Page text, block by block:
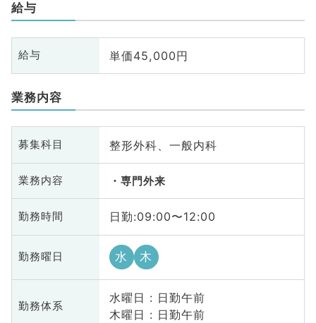
給与
給与 単価45,000円
業務内容
募集科目 整形外科、一般内科
業務内容 専門外来
勤務時間 日勤:09:00〜12:00
勤務曜日 水 木
勤務体系
水曜日 : 日勤午前
木曜日 : 日勤午前